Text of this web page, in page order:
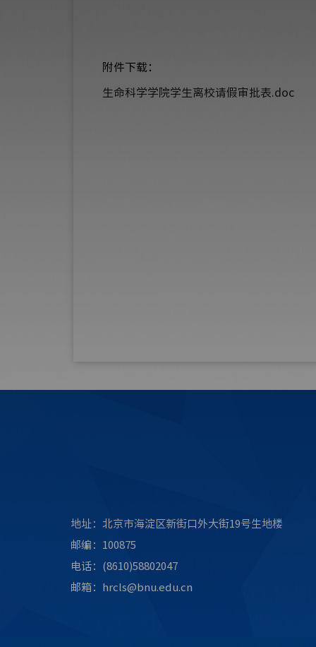
附件下载：
生命科学学院学生离校请假审批表.doc
地址：北京市海淀区新街口外大街19号生地楼
邮编：100875
电话：(8610)58802047
邮箱：hrcls@bnu.edu.cn